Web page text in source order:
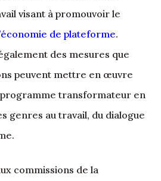
visant à promouvoir le
de plateforme.
des mesures que
peuvent mettre en œuvre
transformateur en
genres au travail, du dialogue
commissions de la